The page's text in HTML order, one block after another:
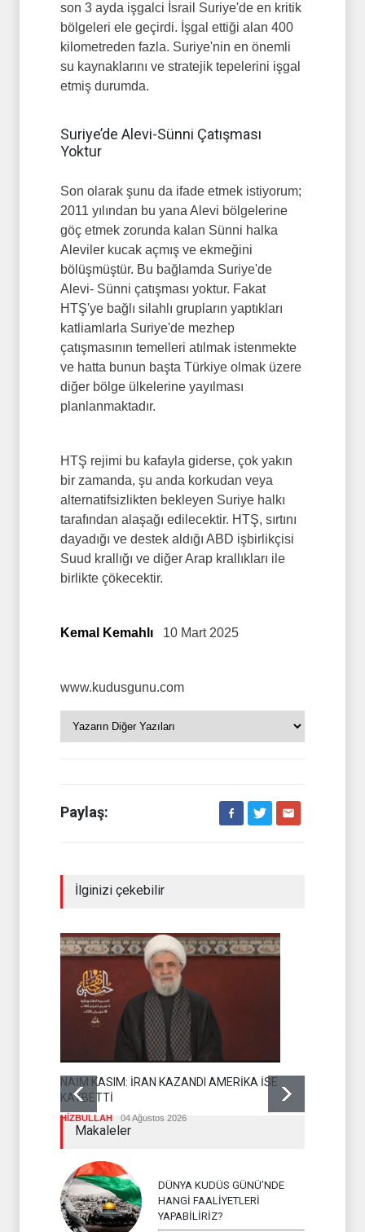
son 3 ayda işgalci İsrail Suriye'de en kritik
bölgeleri ele geçirdi. İşgal ettiği alan 400
kilometreden fazla. Suriye'nin en önemli
su kaynaklarını ve stratejik tepelerini işgal
etmiş durumda.
Suriye’de Alevi-Sünni Çatışması
Yoktur
Son olarak şunu da ifade etmek istiyorum;
2011 yılından bu yana Alevi bölgelerine
göç etmek zorunda kalan Sünni halka
Aleviler kucak açmış ve ekmeğini
bölüşmüştür. Bu bağlamda Suriye'de
Alevi- Sünni çatışması yoktur. Fakat
HTŞ'ye bağlı silahlı grupların yaptıkları
katliamlarla Suriye'de mezhep
çatışmasının temelleri atılmak istenmekte
ve hatta bunun başta Türkiye olmak üzere
diğer bölge ülkelerine yayılması
planlanmaktadır.
HTŞ rejimi bu kafayla giderse, çok yakın
bir zamanda, şu anda korkudan veya
alternatifsizlikten bekleyen Suriye halkı
tarafından alaşağı edilecektir. HTŞ, sırtını
dayadığı ve destek aldığı ABD işbirlikçisi
Suud krallığı ve diğer Arap krallıkları ile
birlikte çökecektir.
Kemal Kemahlı 10 Mart 2025
www.kudusgunu.com
Paylaş:
İlginizi çekebilir
NAİM KASIM: İRAN KAZANDI AMERİKA İSE
KAYBETTİ
HİZBULLAH 04 Ağustos 2026
Makaleler
DÜNYA KUDÜS GÜNÜ’NDE
HANGİ FAALİYETLERİ
YAPABİLİRİZ?